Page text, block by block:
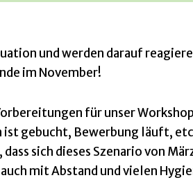
und werden darauf
im November!
für unser
gebucht, Bewerbung läuft,
sich dieses Szenario von
mit Abstand und vielen